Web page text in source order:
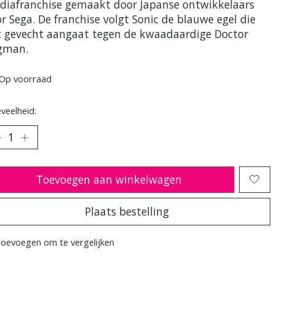
gemaakt door Japanse ontwikkelaars
Sega. De franchise volgt Sonic de blauwe egel die
gevecht aangaat tegen de kwaadaardige Doctor
voorraad
Toevoegen aan winkelwagen
Plaats bestelling
om te vergelijken